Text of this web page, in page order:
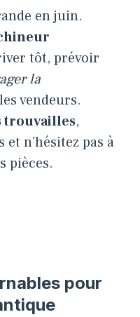
en juin.
tôt, prévoir
la
vendeurs.
trouvailles,
n’hésitez pas à
pièces.
pour